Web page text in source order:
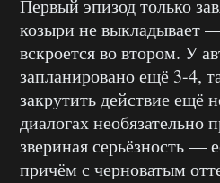
Первый эпизод только
козыри не выкладывает
вскроется во втором. У
запланировано ещё 3-4,
закрутить действие ещё
диалогах необязательно
звериная серьёзность —
причём с черноватым